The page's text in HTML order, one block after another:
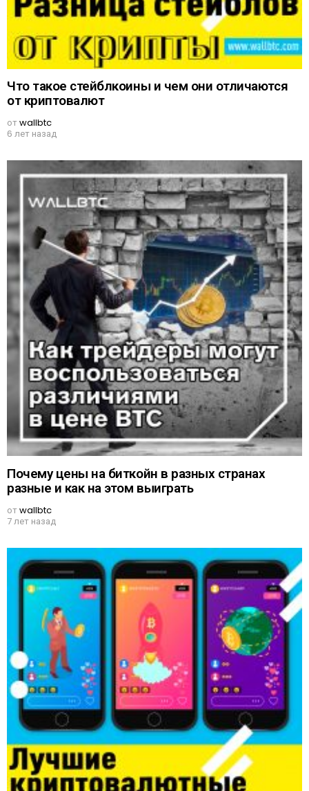
Что такое стейблкоины и чем они отличаются
от криптовалют
отwallbtc
6 лет назад
Почему цены на биткойн в разных странах
разные и как на этом выиграть
отwallbtc
7 лет назад